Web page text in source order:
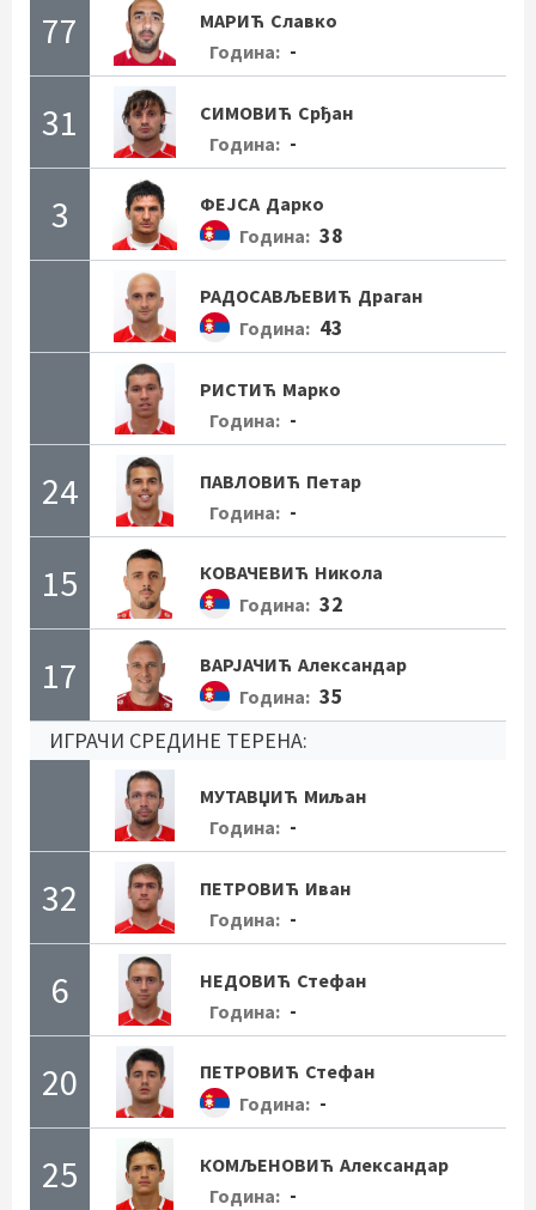
77 МАРИЋ Славко
Година: -
31 СИМОВИЋ Срђан
Година: -
3 ФЕЈСА Дарко
Година: 38
РАДОСАВЉЕВИЋ Драган
Година: 43
РИСТИЋ Марко
Година: -
24 ПАВЛОВИЋ Петар
Година: -
15 КОВАЧЕВИЋ Никола
Година: 32
17 ВАРЈАЧИЋ Александар
Година: 35
ИГРАЧИ СРЕДИНЕ ТЕРЕНА:
МУТАВЏИЋ Миљан
Година: -
32 ПЕТРОВИЋ Иван
Година: -
6 НЕДОВИЋ Стефан
Година: -
20 ПЕТРОВИЋ Стефан
Година: -
25 КОМЉЕНОВИЋ Александар
Година: -